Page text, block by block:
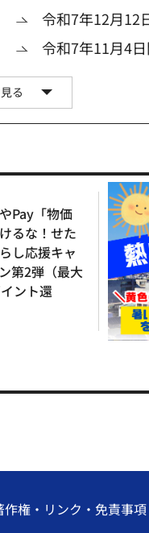
令和7年12月
令和7年11月4
る
Pay「物価
るな！せた
し応援キャ
第2弾（最大
ント還
作権・リンク・免責事項